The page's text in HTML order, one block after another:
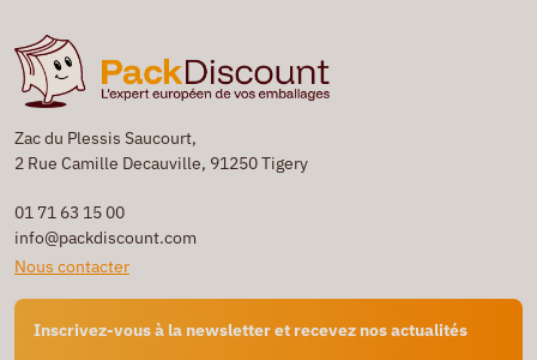
Zac du Plessis Saucourt,
2 Rue Camille Decauville, 91250 Tigery
01 71 63 15 00
info@packdiscount.com
Nous contacter
Inscrivez-vous à la newsletter et recevez nos actualités